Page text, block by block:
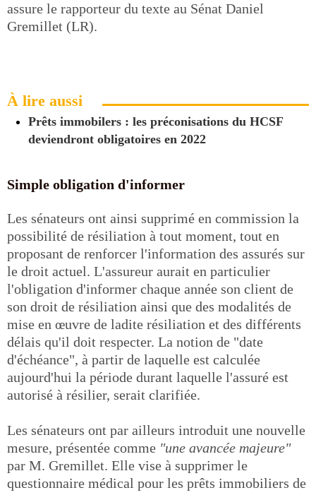
assure le rapporteur du texte au Sénat Daniel
Gremillet (LR).
À lire aussi
Prêts immobilers : les préconisations du HCSF
deviendront obligatoires en 2022
Simple obligation d'informer
Les sénateurs ont ainsi supprimé en commission la
possibilité de résiliation à tout moment, tout en
proposant de renforcer l'information des assurés sur
le droit actuel. L'assureur aurait en particulier
l'obligation d'informer chaque année son client de
son droit de résiliation ainsi que des modalités de
mise en œuvre de ladite résiliation et des différents
délais qu'il doit respecter. La notion de "date
d'échéance", à partir de laquelle est calculée
aujourd'hui la période durant laquelle l'assuré est
autorisé à résilier, serait clarifiée.
Les sénateurs ont par ailleurs introduit une nouvelle
mesure, présentée comme "une avancée majeure"
par M. Gremillet. Elle vise à supprimer le
questionnaire médical pour les prêts immobiliers de